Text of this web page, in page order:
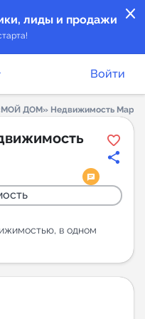
close
лиды и продажи
в Telegram
Войти
ДОМ» Недвижимость
в одном